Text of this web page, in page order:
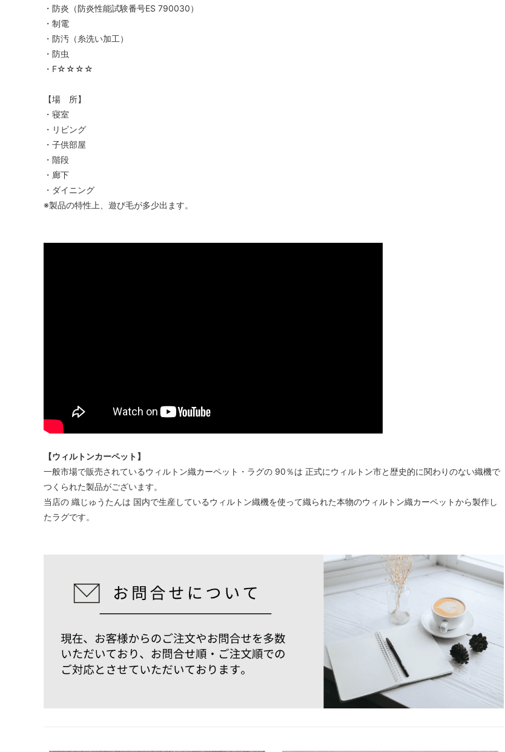
・防炎（防炎性能試験番号ES 790030）
・制電
・防汚（糸洗い加工）
・防虫
・F☆☆☆☆
【場 所】
・寝室
・リビング
・子供部屋
・階段
・廊下
・ダイニング
※製品の特性上、遊び毛が多少出ます。
【ウィルトンカーペット】
一般市場で販売されているウィルトン織カーペット・ラグの 90％は 正式にウィルトン市と歴史的に関わりのない織機で
つくられた製品がございます。
当店の 織じゅうたんは 国内で生産しているウィルトン織機を使って織られた本物のウィルトン織カーペットから製作し
たラグです。